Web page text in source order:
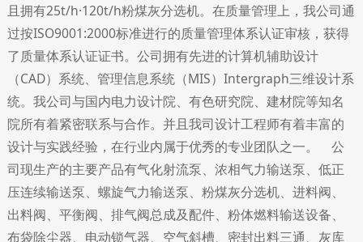
且拥有25t/h·120t/h粉煤灰分选机。在质量管理上，我公司通
过按ISO9001:2000标准进行的质量管理体系认证审核，获得
了质量体系认证证书。公司拥有先进的计算机辅助设计
（CAD）系统、管理信息系统（MIS）Intergraph三维设计系
统。我公司与国内电力设计院、有色研究院、建材院等知名
院所有着紧密联系与合作。并且我司设计工程师有着丰富的
设计与实践经验，在行业内属于优秀的专业团队之一。 公
司现生产的主要产品有气化射流泵、浓相气力输送泵、低正
压连续输送泵、螺旋气力输送泵、粉煤灰分选机、进料阀、
出料阀、平衡阀、排气阀总成及配件、粉体燃料输送设备、
布袋除尘器、电动锁气器、空气斜槽、密封出料三通、灰库